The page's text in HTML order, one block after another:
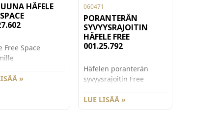
HÄFELE
Free Space
»
060471
PORANTERÄN
SYVYYSRAJOITIN
HÄFELE FREE
001.25.792
Häfelen poranterän
syvyysrajoitin Free
LUE LISÄÄ »